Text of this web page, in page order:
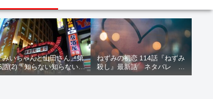
みいちゃんと山田さん』第
話(2)『知らない知らない知
ない』最新話 ネタバレ 犯
ねずみの初恋 114話『ねずみ
殺し』最新話 ネタバレ 水
鳥死亡 鯆を殺すか